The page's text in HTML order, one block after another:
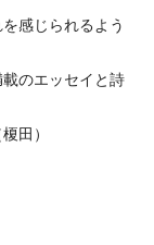
感じられるよう
のエッセイと詩
田）